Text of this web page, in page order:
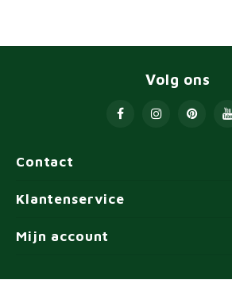
Contact
Volg ons
Klantenservice
Mijn account